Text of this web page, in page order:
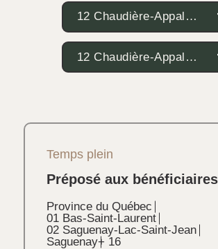
12 Chaudière-Appalaches
12 Chaudière-Appalaches
Temps plein
Préposé aux bénéficiaires
Province du Québec
01 Bas-Saint-Laurent
02 Saguenay-Lac-Saint-Jean
Saguenay+ 16